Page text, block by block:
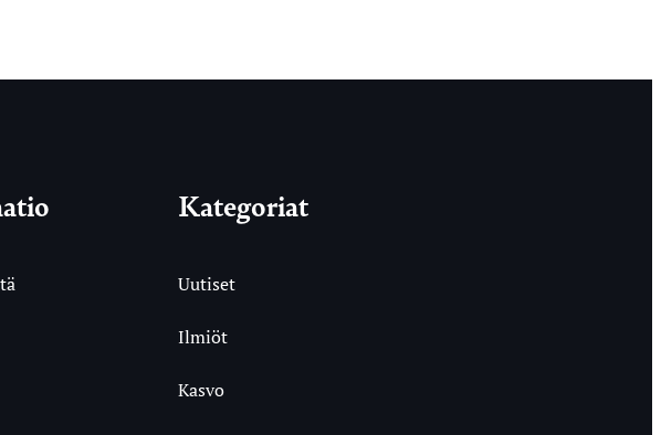
Kategoriat
Uutiset
Ilmiöt
Kasvo